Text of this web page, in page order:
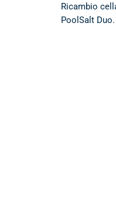
Ricambio
PoolSalt Duo.